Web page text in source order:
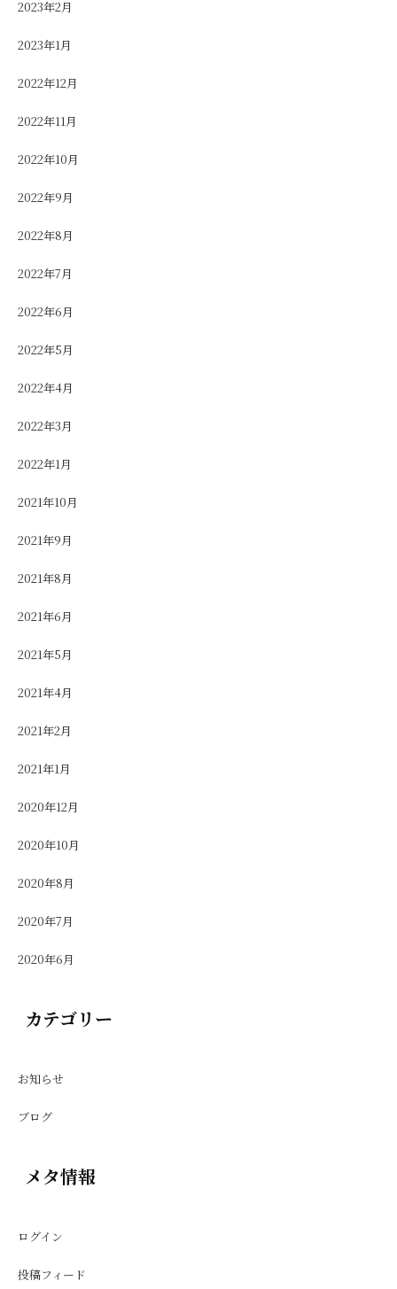
2023年2月
2023年1月
2022年12月
2022年11月
2022年10月
2022年9月
2022年8月
2022年7月
2022年6月
2022年5月
2022年4月
2022年3月
2022年1月
2021年10月
2021年9月
2021年8月
2021年6月
2021年5月
2021年4月
2021年2月
2021年1月
2020年12月
2020年10月
2020年8月
2020年7月
2020年6月
カテゴリー
お知らせ
ブログ
メタ情報
ログイン
投稿フィード